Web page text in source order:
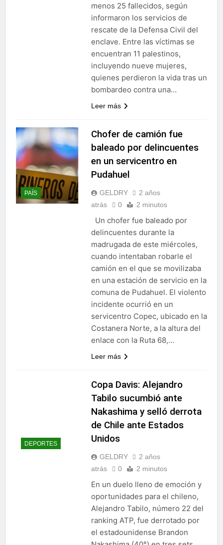
menos 25 fallecidos, según
informaron los servicios de
rescate de la Defensa Civil del
enclave. Entre las víctimas se
encuentran 11 palestinos,
incluyendo nueve mujeres,
quienes perdieron la vida tras un
bombardeo contra una…
Leer más
PAÍS
Chofer de camión fue
baleado por delincuentes
en un servicentro en
Pudahuel
GELDRY
2 años
atrás
0 2 minutos
Un chofer fue baleado por
delincuentes durante la
madrugada de este miércoles,
cuando intentaban robarle el
camión en el que se movilizaba
en una estación de servicio en la
comuna de Pudahuel. El violento
incidente ocurrió en un
servicentro Copec, ubicado en la
Costanera Norte, a la altura del
enlace con la Ruta 68,…
Leer más
DEPORTES
Copa Davis: Alejandro
Tabilo sucumbió ante
Nakashima y selló derrota
de Chile ante Estados
Unidos
GELDRY
2 años
atrás
0 2 minutos
En un duelo lleno de emoción y
oportunidades para el chileno,
Alejandro Tabilo, número 22 del
ranking ATP, fue derrotado por
el estadounidense Brandon